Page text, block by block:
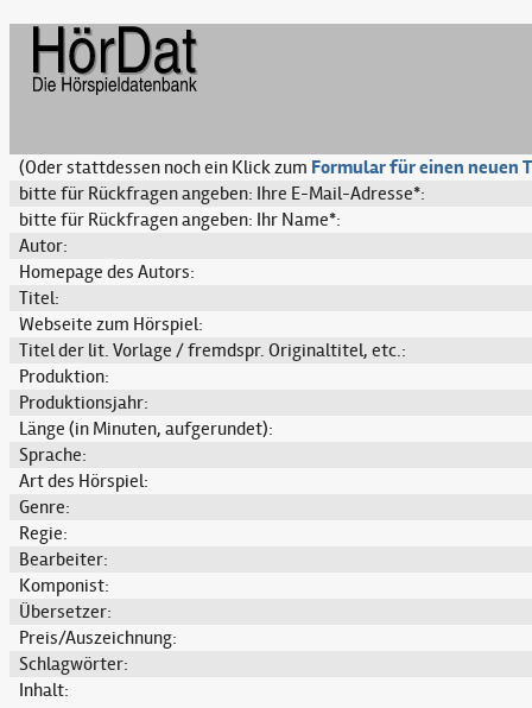
(Oder stattdessen noch ein Klick zum Formular für einen neuen
bitte für Rückfragen angeben: Ihre E-Mail-Adresse*:
bitte für Rückfragen angeben: Ihr Name*:
Autor:
Homepage des Autors:
Titel:
Webseite zum Hörspiel:
Titel der lit. Vorlage / fremdspr. Originaltitel, etc.:
Produktion:
Produktionsjahr:
Länge (in Minuten, aufgerundet):
Sprache:
Art des Hörspiel:
Genre:
Regie:
Bearbeiter:
Komponist:
Übersetzer:
Preis/Auszeichnung:
Schlagwörter:
Inhalt: